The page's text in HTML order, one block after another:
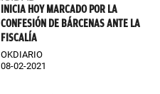
INICIA HOY MARCADO POR LA
CONFESIÓN DE BÁRCENAS ANTE LA
FISCALÍA
OKDIARIO
08-02-2021